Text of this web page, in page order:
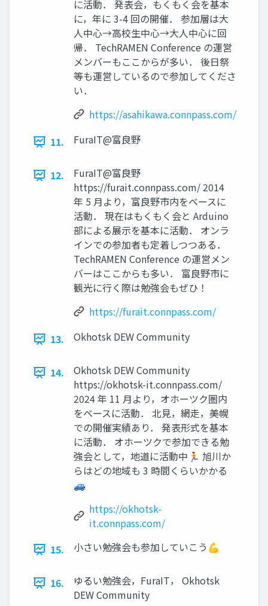
に活動． 発表会，もくもく会を基本
に，年に 3-4 回の開催． 参加層は大
人中心→高校生中心→大人中心に回
帰． TechRAMEN Conference の運営
メンバーもここからが多い． 後日祭
等も運営しているので参加してくださ
い．
https://asahikawa.connpass.com/
11.
FuraIT@富良野
12.
FuraIT@富良野
https://furait.connpass.com/ 2014
年 5 月より，富良野市内をベースに
活動． 現在はもくもく会と Arduino
部による展示を基本に活動． オンラ
インでの参加者も定着しつつある．
TechRAMEN Conference の運営メン
バーはここからも多い． 富良野市に
観光に行く際は勉強会もぜひ！
https://furait.connpass.com/
13.
Okhotsk DEW Community
14.
Okhotsk DEW Community
https://okhotsk-it.connpass.com/
2024 年 11 月より，オホーツク圏内
をベースに活動． 北見，網走，美幌
での開催実績あり． 発表形式を基本
に活動． オホーツクで参加できる勉
強会として，地道に活動中🏃 旭川か
らはどの地域も 3 時間くらいかかる
🚙
https://okhotsk-
it.connpass.com/
15.
小さい勉強会も参加していこう💪
16.
ゆるい勉強会，FuraIT， Okhotsk
DEW Community